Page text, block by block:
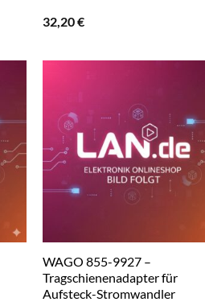
32,20€
WAGO 855-9927 –
Tragschienenadapter für
Aufsteck-Stromwandler